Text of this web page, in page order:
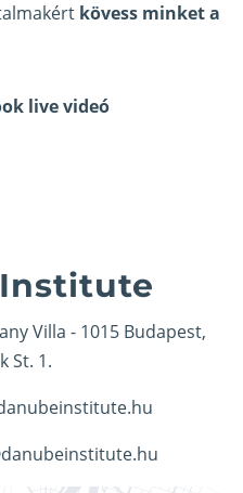
kövess minket a
live videó
Villa - 1015 Budapest,
St. 1.